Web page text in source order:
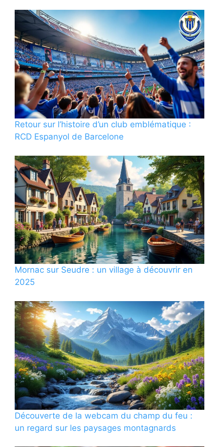
Retour sur l’histoire d’un club emblématique :
RCD Espanyol de Barcelone
Mornac sur Seudre : un village à découvrir en
2025
Découverte de la webcam du champ du feu :
un regard sur les paysages montagnards